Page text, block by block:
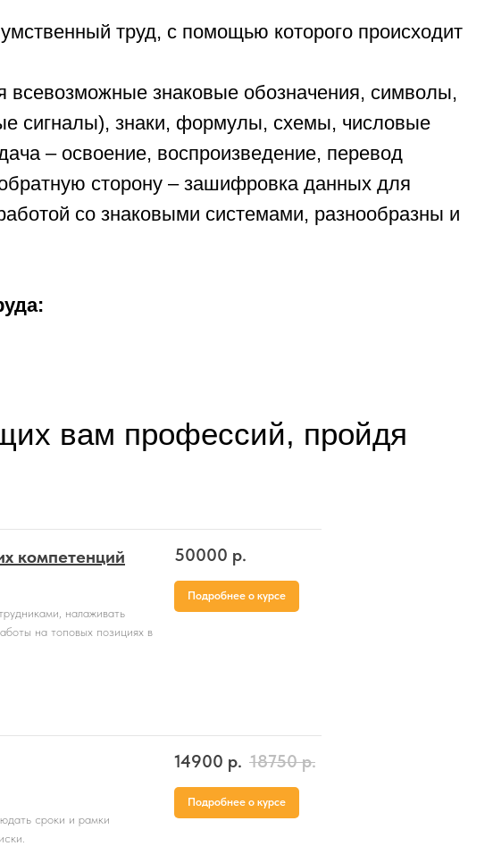
воспроизведение, перевод
– зашифровка данных для
системами, разнообразны и
вам профессий, пройдя
компетенций
налаживать
на топовых позициях в
50000 р.
Подробнее о курсе
сроки и рамки
14900 р. 18750 р.
Подробнее о курсе